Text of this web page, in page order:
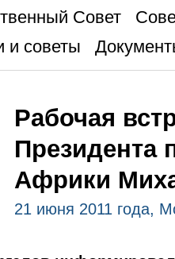
Совет
и советы
Рабочая
Президента
Африки
21 июня 2011 года,